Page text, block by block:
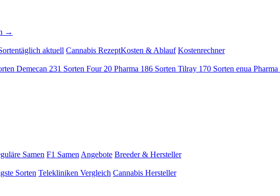
→
täglich aktuell Cannabis RezeptKosten & Ablauf Kostenrechner
Demecan 231 Sorten Four 20 Pharma 186 Sorten Tilray 170 Sorten enua Pharma
Samen F1 Samen Angebote Breeder & Hersteller
Sorten Telekliniken Vergleich Cannabis Hersteller